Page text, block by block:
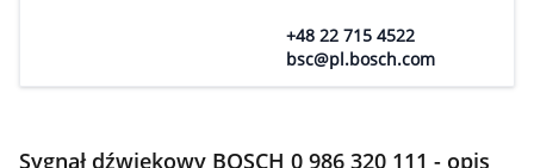
+48 22 715 4522
bsc@pl.bosch.com
Sygnał dźwiękowy BOSCH 0 986 320 111 - opis